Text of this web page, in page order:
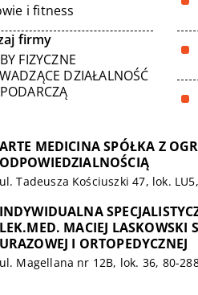
i fitness
firmy
FIZYCZNE
DZIAŁALNOŚĆ
ARTE MEDICINA SPÓŁKA Z
ODPOWIEDZIALNOŚCIĄ
ul. Tadeusza Kościuszki 47, lok.
INDYWIDUALNA
LEK.MED. MACIEJ LASKOWSKI
URAZOWEJ I ORTOPEDYCZNEJ
ul. Magellana nr 12B, lok. 36, 80-